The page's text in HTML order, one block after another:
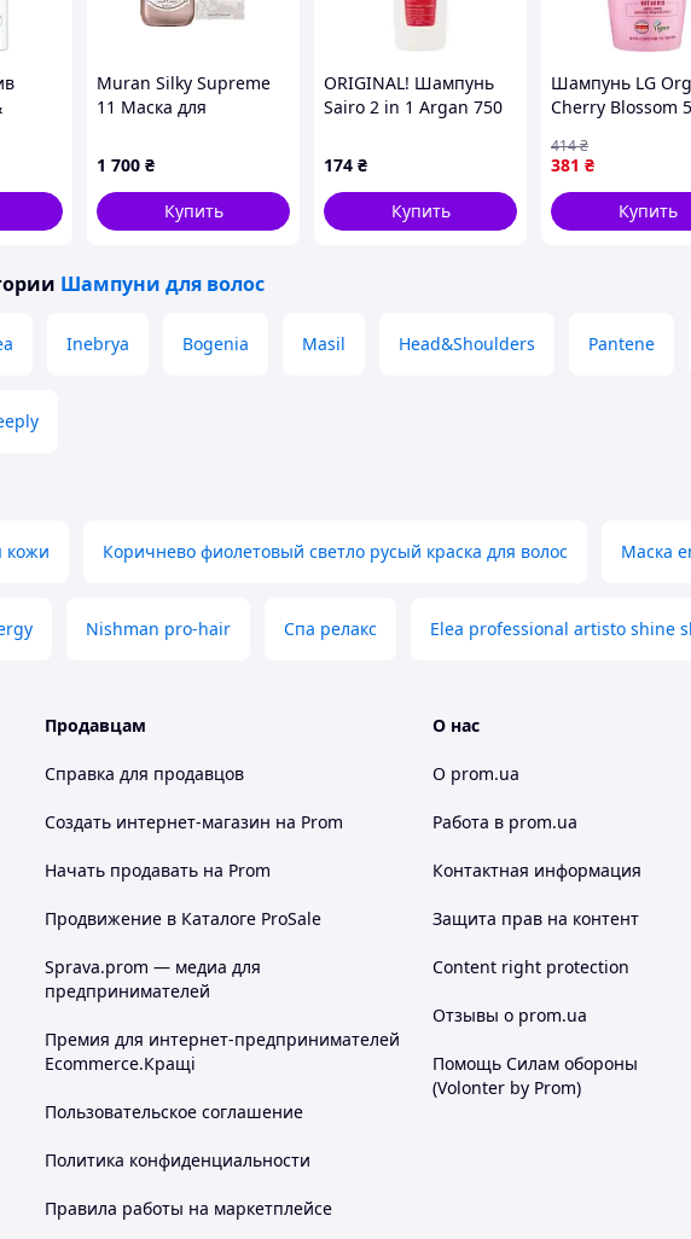
Muran Silky Supreme
11 Маска для
наполнения волос с
розами 250 мл
1 700 ₴
Купить
ORIGINAL! Шампунь
Sairo 2 in 1 Argan 750
Качество! Гарантия!
MegaTorg.com.ua
174 ₴
Купить
Шампунь LG
Cherry Blossom
381 ₴
414₴
Купить
Шампуни для волос
Inebrya Bogenia Masil Head&Shoulders Pantene
кожи Коричнево фиолетовый светло русый краска для волос Маска
Nishman pro-hair Спа релакс Elea professional artisto shine
Продавцам
Справка для продавцов
Создать интернет-магазин на Prom
Начать продавать на Prom
Продвижение в Каталоге ProSale
Sprava.prom — медиа для
предпринимателей
Премия для интернет-предпринимателей
Ecommerce.Кращі
Пользовательское соглашение
Политика конфиденциальности
Правила работы на маркетплейсе
О нас
О prom.ua
Работа в prom.ua
Контактная информация
Защита прав на контент
Content right protection
Отзывы о prom.ua
Помощь Силам обороны
(Volonter by Prom)